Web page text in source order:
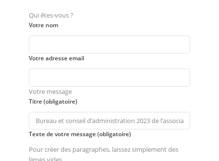
Qui êtes-vous ?
Votre nom
Votre adresse email
Votre message
Titre (obligatoire)
Texte de votre message (obligatoire)
Pour créer des paragraphes, laissez simplement des